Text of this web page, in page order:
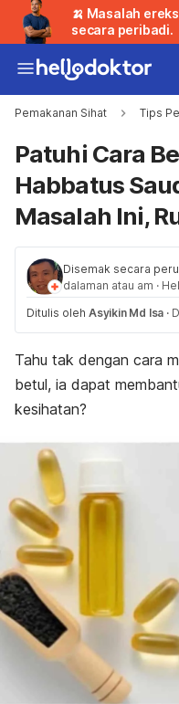
🍌 Masalah
secara peribadi.
Pemakanan Sihat Tips
Patuhi Cara
Habbatus
Masalah Ini,
Disemak secara
dalaman atau am ·
Ditulis oleh Asyikin Md Isa ·
Tahu tak dengan cara
betul, ia dapat
kesihatan?